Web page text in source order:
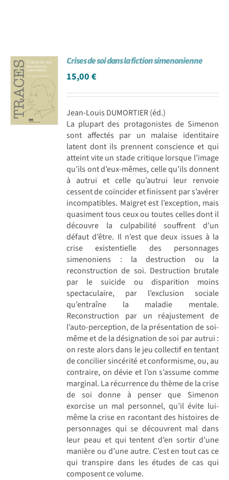
Crises de soi dans la fiction simenonienne
15,00€
Jean-Louis DUMORTIER (éd.)
La plupart des protagonistes de Simenon
sont affectés par un malaise identitaire
latent dont ils prennent conscience et qui
atteint vite un stade critique lorsque l’image
qu’ils ont d’eux-mêmes, celle qu’ils donnent
à autrui et celle qu’autrui leur renvoie
cessent de coïncider et finissent par s’avérer
incompatibles. Maigret est l’exception, mais
quasiment tous ceux ou toutes celles dont il
découvre la culpabilité souffrent d’un
défaut d’être. Il n’est que deux issues à la
crise existentielle des personnages
simenoniens : la destruction ou la
reconstruction de soi. Destruction brutale
par le suicide ou disparition moins
spectaculaire, par l’exclusion sociale
qu’entraîne la maladie mentale.
Reconstruction par un réajustement de
l’auto-perception, de la présentation de soi-
même et de la désignation de soi par autrui :
on reste alors dans le jeu collectif en tentant
de concilier sincérité et conformisme, ou, au
contraire, on dévie et l’on s’assume comme
marginal. La récurrence du thème de la crise
de soi donne à penser que Simenon
exorcise un mal personnel, qu’il évite lui-
même la crise en racontant des histoires de
personnages qui se découvrent mal dans
leur peau et qui tentent d’en sortir d’une
manière ou d’une autre. C’est en tout cas ce
qui transpire dans les études de cas qui
composent ce volume.